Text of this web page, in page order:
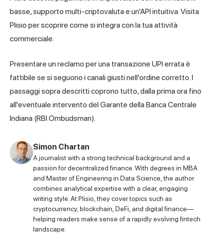
basse, supporto multi-criptovaluta e un'API intuitiva. Visita
Plisio per scoprire come si integra con la tua attività
commerciale.
Presentare un reclamo per una transazione UPI errata è
fattibile se si seguono i canali giusti nell'ordine corretto. I
passaggi sopra descritti coprono tutto, dalla prima ora fino
all'eventuale intervento del Garante della Banca Centrale
Indiana (RBI Ombudsman).
Simon Chartan
A journalist with a strong technical background and a
passion for decentralized finance. With degrees in MBA
and Master of Engineering in Data Science, the author
combines analytical expertise with a clear, engaging
writing style. At Plisio, they cover topics such as
cryptocurrency, blockchain, DeFi, and digital finance—
helping readers make sense of a rapidly evolving fintech
landscape.